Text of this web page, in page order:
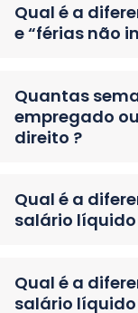
Qual é a
e “férias não
Quantas
empregado
direito ?
Qual é a
salário líquido
Qual é a
salário líquido